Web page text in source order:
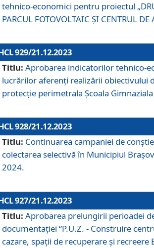
tehnico-economici pentru proiectul
PARCUL FOTOVOLTAIC ȘI CENTRUL DE
929/21.12.2023
Titlu: Aprobarea indicatorilor tehnico-
lucrărilor aferenți realizării obiectivului
protecție perimetrala Școala Gimnaziala
928/21.12.2023
Titlu: Continuarea campaniei de
colectarea selectivă în Municipiul
2024.
927/21.12.2023
Titlu: Aprobarea prelungirii perioadei
documentaţiei “P.U.Z. - Construire
cazare, spații de recuperare și recreere